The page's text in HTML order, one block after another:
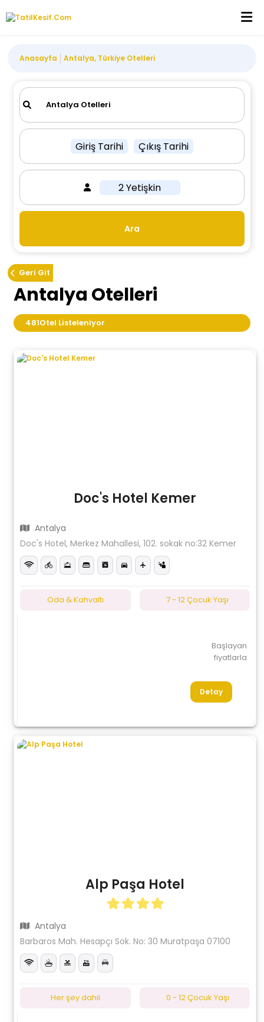
Anasayfa Antalya, Türkiye Otelleri
Giriş Tarihi Çıkış Tarihi
2 Yetişkin
Ara
Geri Git
Antalya Otelleri
481Otel Listeleniyor
Doc's Hotel Kemer
Antalya
Doc's Hotel, Merkez Mahallesi, 102. sokak no:32 Kemer
Oda & Kahvaltı 7 - 12 Çocuk Yaşı
Başlayan
fiyatlarla
Detay
Alp Paşa Hotel
Antalya
Barbaros Mah. Hesapçı Sok. No: 30 Muratpaşa 07100
Her şey dahil 0 - 12 Çocuk Yaşı